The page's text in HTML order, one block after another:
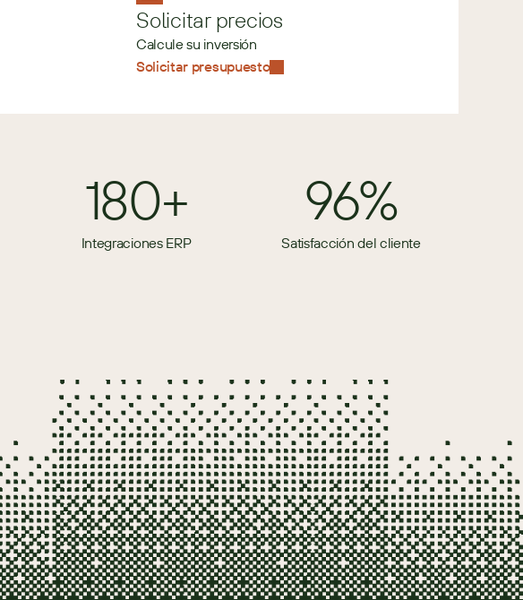
Solicitar precios
Calcule su inversión
Solicitar presupuesto
180+
Integraciones ERP
96%
Satisfacción del cliente